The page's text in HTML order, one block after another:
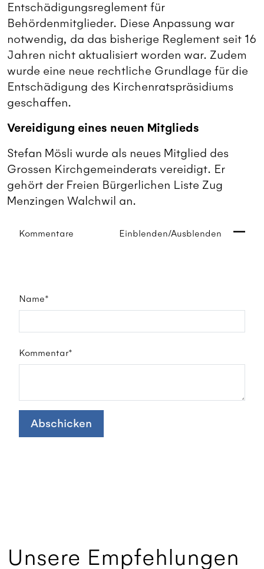
Entschädigungsreglement für
Behördenmitglieder. Diese Anpassung war
notwendig, da das bisherige Reglement seit 16
Jahren nicht aktualisiert worden war. Zudem
wurde eine neue rechtliche Grundlage für die
Entschädigung des Kirchenratspräsidiums
geschaffen.
Vereidigung eines neuen Mitglieds
Stefan Mösli wurde als neues Mitglied des
Grossen Kirchgemeinderats vereidigt. Er
gehört der Freien Bürgerlichen Liste Zug
Menzingen Walchwil an.
Kommentare Einblenden/Ausblenden
Name*
Kommentar*
Abschicken
Unsere Empfehlungen